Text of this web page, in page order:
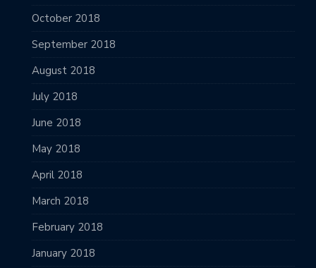
October 2018
September 2018
August 2018
July 2018
June 2018
May 2018
April 2018
March 2018
February 2018
January 2018